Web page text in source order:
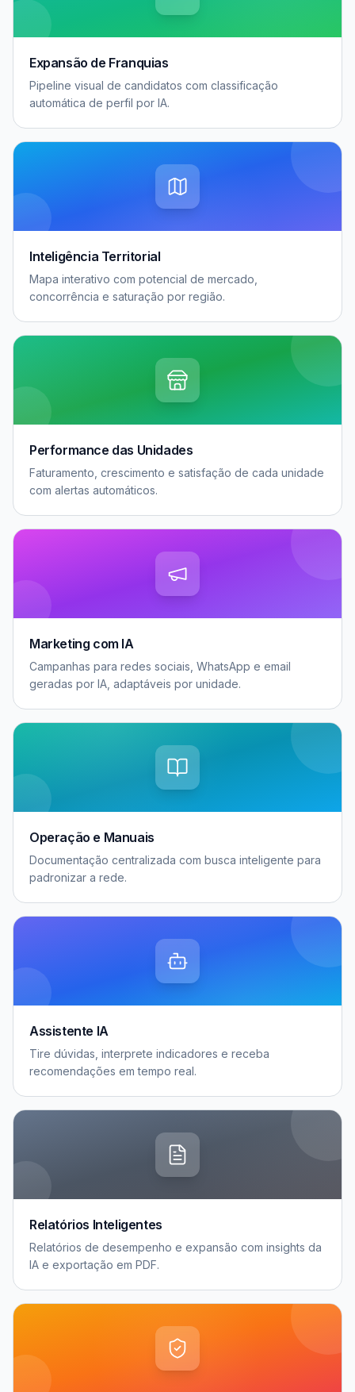
Expansão de Franquias
Pipeline visual de candidatos com classificação
automática de perfil por IA.
Inteligência Territorial
Mapa interativo com potencial de mercado,
concorrência e saturação por região.
Performance das Unidades
Faturamento, crescimento e satisfação de cada unidade
com alertas automáticos.
Marketing com IA
Campanhas para redes sociais, WhatsApp e email
geradas por IA, adaptáveis por unidade.
Operação e Manuais
Documentação centralizada com busca inteligente para
padronizar a rede.
Assistente IA
Tire dúvidas, interprete indicadores e receba
recomendações em tempo real.
Relatórios Inteligentes
Relatórios de desempenho e expansão com insights da
IA e exportação em PDF.